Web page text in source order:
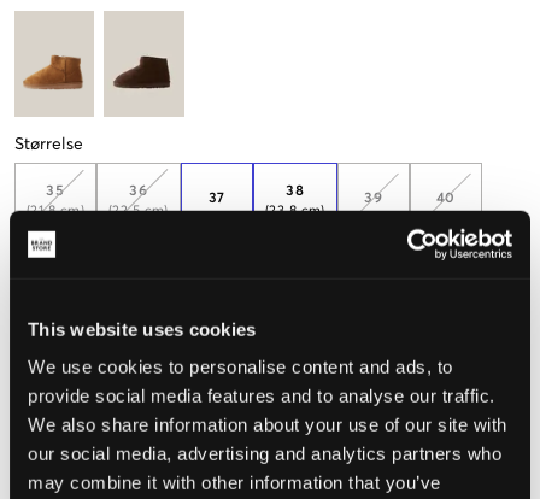
This website uses cookies
We use cookies to personalise content and ads, to
provide social media features and to analyse our traffic.
We also share information about your use of our site with
our social media, advertising and analytics partners who
may combine it with other information that you’ve
Størrelse
35
(21.8 cm)
36
(22.5 cm)
37 38
(23.8 cm)
39 40
Mål foden for at vælge den rigtige størrelse
Opfattet størrelse
Lille Perfekt Stor